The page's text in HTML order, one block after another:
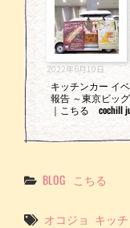
2022年6月10日
キッチンカー イ
報告 ～東京ビッ
｜こちる cochill
Categories
BLOG こちる
Tags
オコジョ キッ